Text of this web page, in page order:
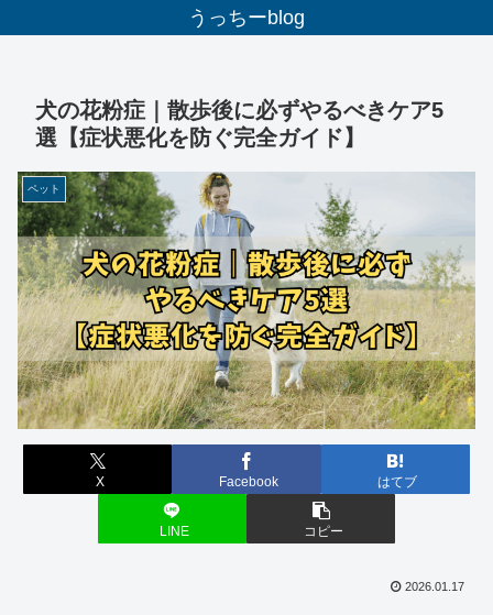
うっちーblog
犬の花粉症｜散歩後に必ずやるべきケア5
選【症状悪化を防ぐ完全ガイド】
ペット
X Facebook はてブ
LINE コピー
2026.01.17